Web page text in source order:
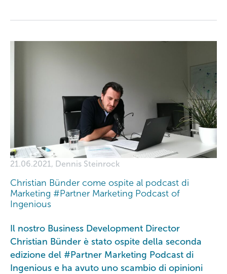
21.06.2021, Dennis Steinrock
Christian Bünder come ospite al podcast di
Marketing #Partner Marketing Podcast of
Ingenious
Il nostro Business Development Director
Christian Bünder è stato ospite della seconda
edizione del #Partner Marketing Podcast di
Ingenious e ha avuto uno scambio di opinioni